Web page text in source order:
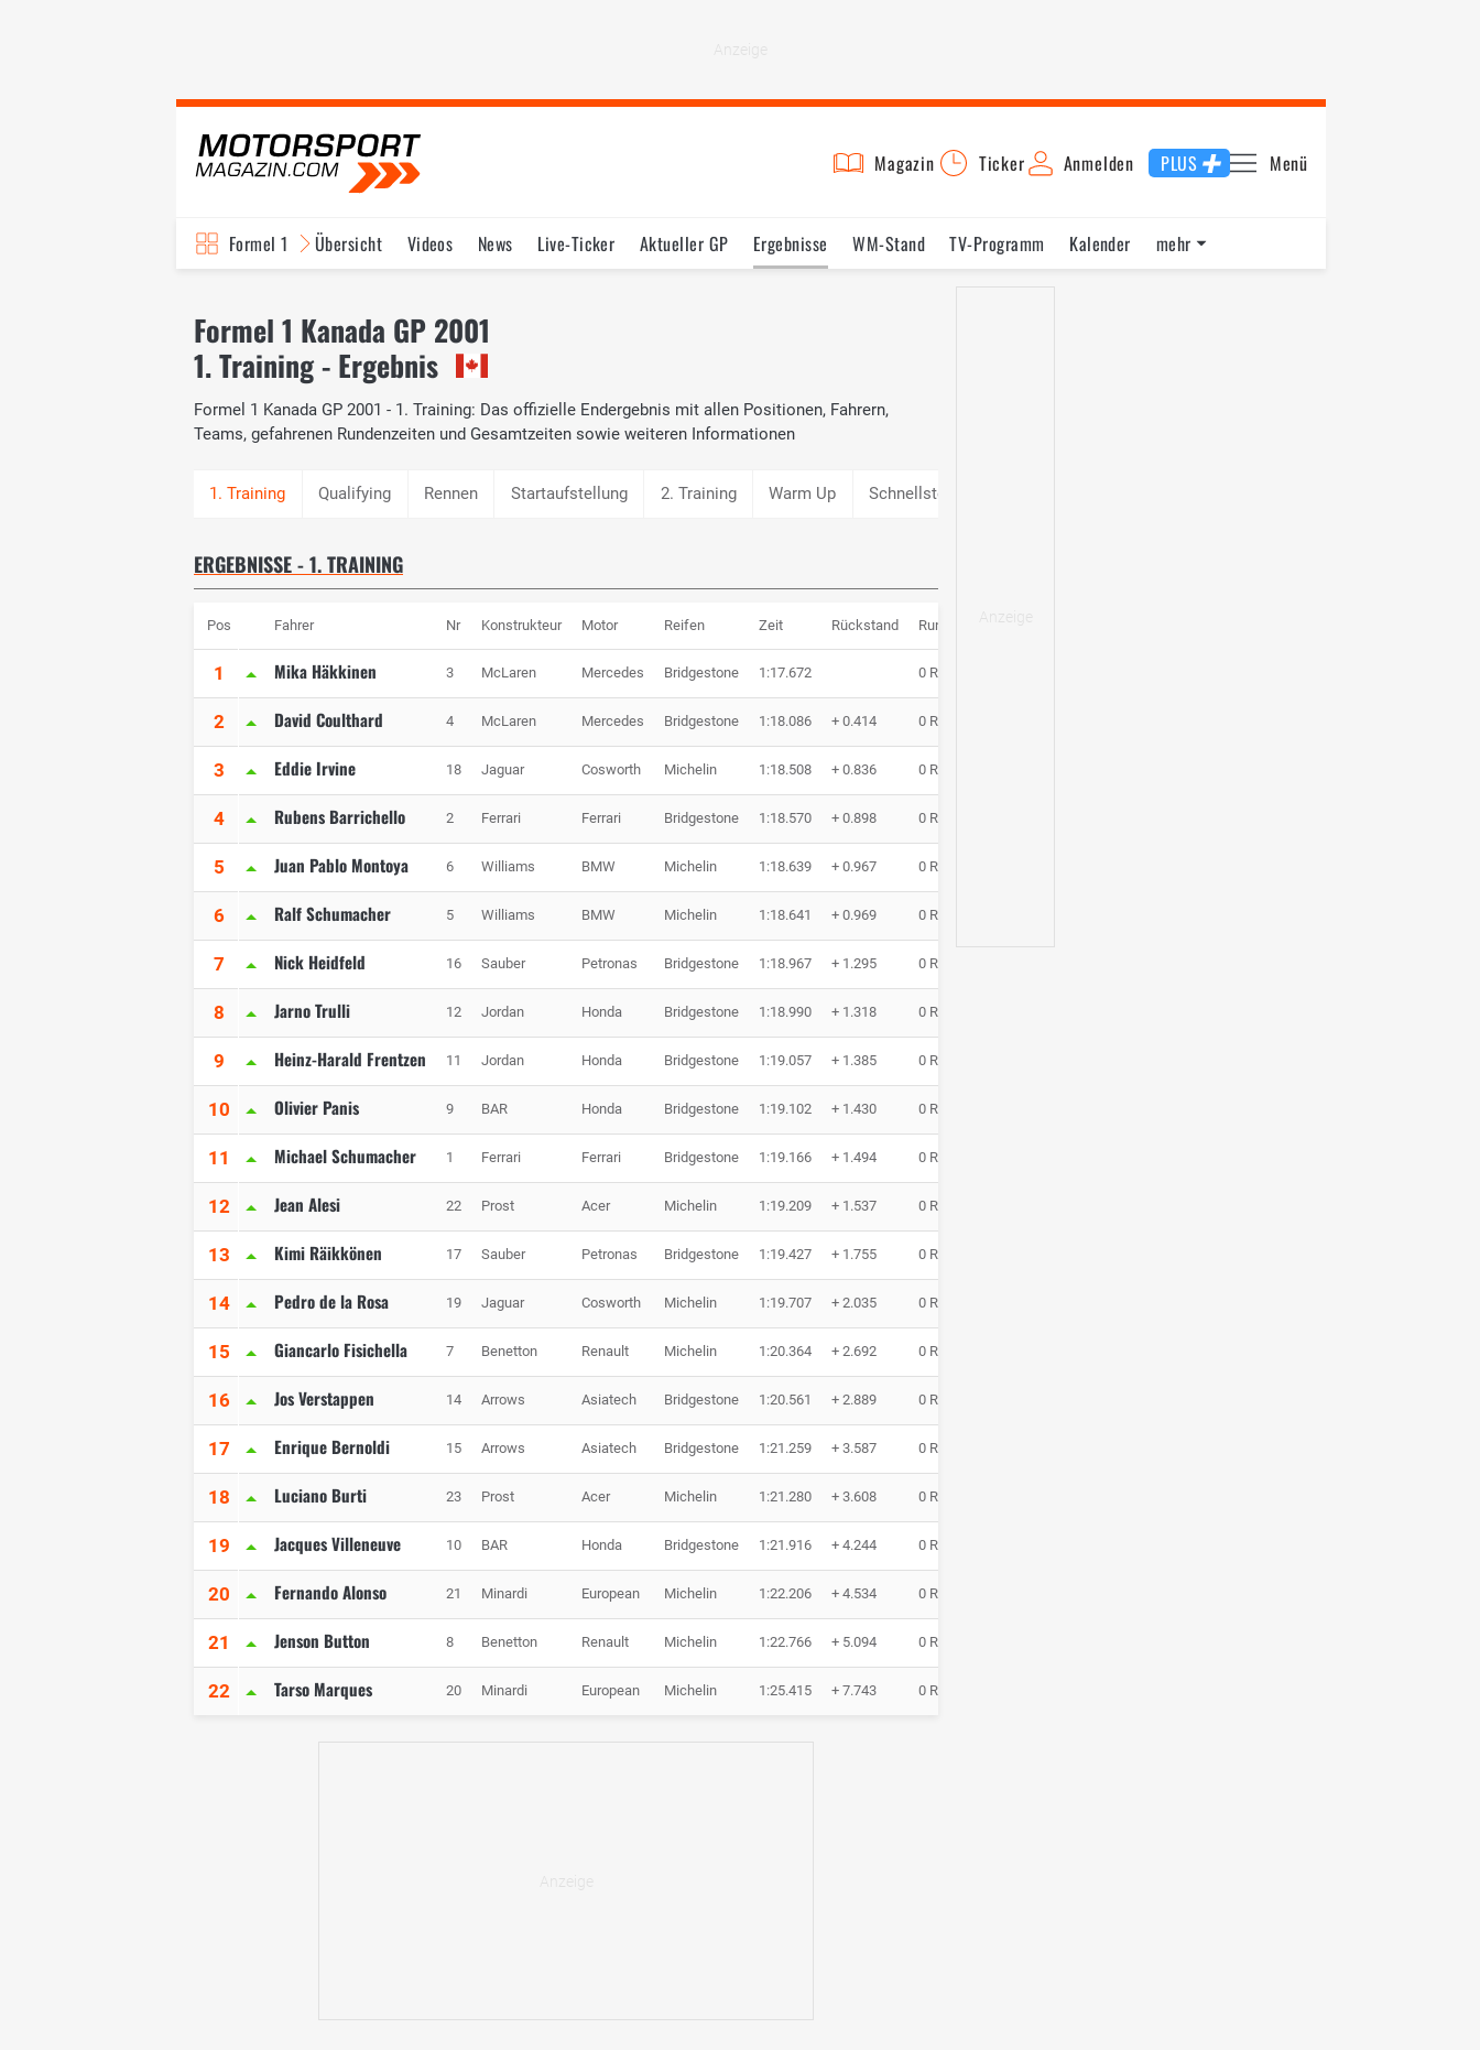
Magazin Ticker Anmelden PLUS Menü
Formel 1 Übersicht Videos News Live-Ticker Aktueller GP Ergebnisse WM-Stand TV-Programm
Kalender
mehr
Formel 1 Kanada GP 2001
1. Training - Ergebnis
Formel 1 Kanada GP 2001 - 1. Training: Das offizielle Endergebnis mit allen Positionen, Fahrern,
Teams, gefahrenen Rundenzeiten und Gesamtzeiten sowie weiteren Informationen
Qualifying Rennen Startaufstellung 2. Training Warm Up Schnellste Runde
ERGEBNISSE - 1. TRAINING
Pos Fahrer Nr Konstrukteur Motor Reifen Zeit Rückstand Runden
1 Mika Häkkinen 3 McLaren Mercedes Bridgestone 1:17.672 0 Runde
2 David Coulthard 4 McLaren Mercedes Bridgestone 1:18.086 + 0.414 0 Runde
3 Eddie Irvine 18 Jaguar Cosworth Michelin 1:18.508 + 0.836 0 Runde
4 Rubens Barrichello 2 Ferrari Ferrari Bridgestone 1:18.570 + 0.898 0 Runde
5 Juan Pablo Montoya 6 Williams BMW Michelin 1:18.639 + 0.967 0 Runde
6 Ralf Schumacher 5 Williams BMW Michelin 1:18.641 + 0.969 0 Runde
7 Nick Heidfeld 16 Sauber Petronas Bridgestone 1:18.967 + 1.295 0 Runde
8 Jarno Trulli 12 Jordan Honda Bridgestone 1:18.990 + 1.318 0 Runde
9 Heinz-Harald Frentzen 11 Jordan Honda Bridgestone 1:19.057 + 1.385 0 Runde
10 Olivier Panis 9 BAR Honda Bridgestone 1:19.102 + 1.430 0 Runde
11 Michael Schumacher 1 Ferrari Ferrari Bridgestone 1:19.166 + 1.494 0 Runde
12 Jean Alesi 22 Prost Acer Michelin 1:19.209 + 1.537 0 Runde
13 Kimi Räikkönen 17 Sauber Petronas Bridgestone 1:19.427 + 1.755 0 Runde
14 Pedro de la Rosa 19 Jaguar Cosworth Michelin 1:19.707 + 2.035 0 Runde
15 Giancarlo Fisichella 7 Benetton Renault Michelin 1:20.364 + 2.692 0 Runde
16 Jos Verstappen 14 Arrows Asiatech Bridgestone 1:20.561 + 2.889 0 Runde
17 Enrique Bernoldi 15 Arrows Asiatech Bridgestone 1:21.259 + 3.587 0 Runde
18 Luciano Burti 23 Prost Acer Michelin 1:21.280 + 3.608 0 Runde
19 Jacques Villeneuve 10 BAR Honda Bridgestone 1:21.916 + 4.244 0 Runde
20 Fernando Alonso 21 Minardi European Michelin 1:22.206 + 4.534 0 Runde
21 Jenson Button 8 Benetton Renault Michelin 1:22.766 + 5.094 0 Runde
22 Tarso Marques 20 Minardi European Michelin 1:25.415 + 7.743 0 Runde